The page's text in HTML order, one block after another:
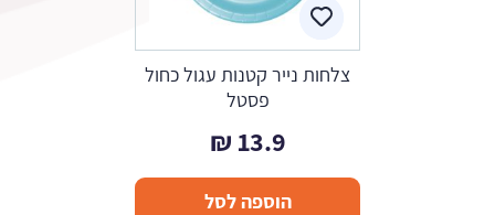
צלחות נייר קטנות עגול כחול
פסטל
13.9
₪
הוספה לסל